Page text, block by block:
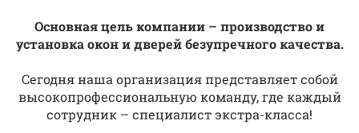
Основная цель компании – производство и
установка окон и дверей безупречного качества.
Сегодня наша организация представляет собой
высокопрофессиональную команду, где каждый
сотрудник – специалист экстра-класса!